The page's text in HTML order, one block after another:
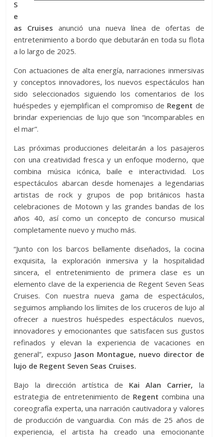
S
e
as Cruises anunció una nueva línea de ofertas de
entretenimiento a bordo que debutarán en toda su flota
a lo largo de 2025.
Con actuaciones de alta energía, narraciones inmersivas
y conceptos innovadores, los nuevos espectáculos han
sido seleccionados siguiendo los comentarios de los
huéspedes y ejemplifican el compromiso de Regent de
brindar experiencias de lujo que son “incomparables en
el mar”.
Las próximas producciones deleitarán a los pasajeros
con una creatividad fresca y un enfoque moderno, que
combina música icónica, baile e interactividad. Los
espectáculos abarcan desde homenajes a legendarias
artistas de rock y grupos de pop británicos hasta
celebraciones de Motown y las grandes bandas de los
años 40, así como un concepto de concurso musical
completamente nuevo y mucho más.
“Junto con los barcos bellamente diseñados, la cocina
exquisita, la exploración inmersiva y la hospitalidad
sincera, el entretenimiento de primera clase es un
elemento clave de la experiencia de Regent Seven Seas
Cruises. Con nuestra nueva gama de espectáculos,
seguimos ampliando los límites de los cruceros de lujo al
ofrecer a nuestros huéspedes espectáculos nuevos,
innovadores y emocionantes que satisfacen sus gustos
refinados y elevan la experiencia de vacaciones en
general”, expuso Jason Montague, nuevo director de
lujo de Regent Seven Seas Cruises.
Bajo la dirección artística de Kai Alan Carrier, la
estrategia de entretenimiento de Regent combina una
coreografía experta, una narración cautivadora y valores
de producción de vanguardia. Con más de 25 años de
experiencia, el artista ha creado una emocionante